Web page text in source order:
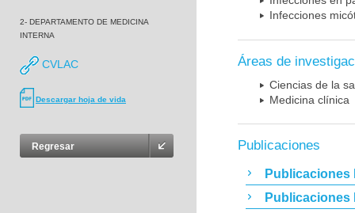
2- DEPARTAMENTO DE MEDICINA
INTERNA
CVLAC
Descargar hoja de vida
Regresar
Infecciones
Áreas de
Ciencias de la
Medicina clínica
Publicaciones
Publicaciones
Publicaciones